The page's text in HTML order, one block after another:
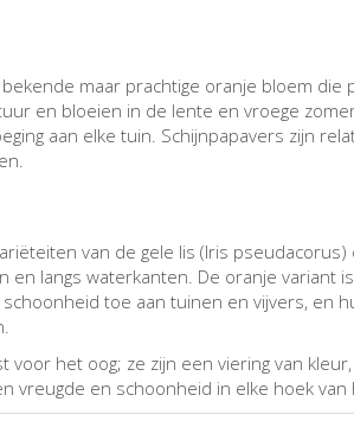
maar prachtige oranje bloem die
en bloeien in de lente en vroege
aan elke tuin. Schijnpapavers zijn
van de gele lis (Iris pseudacorus)
en langs waterkanten. De oranje variant
toe aan tuinen en vijvers, en
het oog; ze zijn een viering van
vreugde en schoonheid in elke hoek van